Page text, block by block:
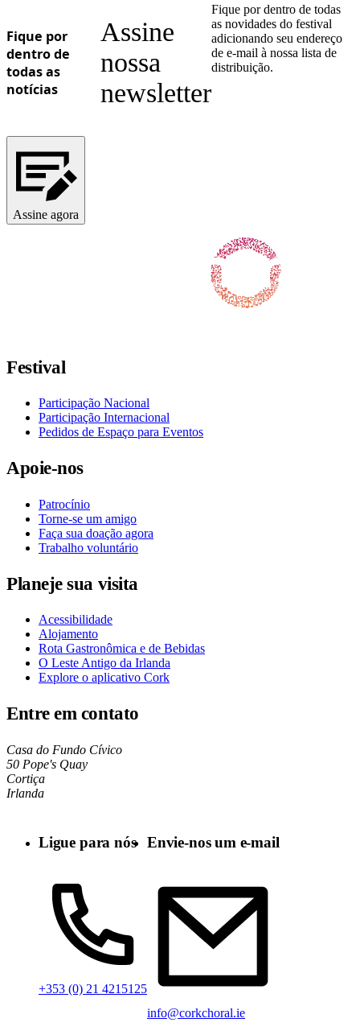
Fique por
dentro de
todas as
notícias
Assine
nossa
newsletter
Fique por dentro de todas
as novidades do festival
adicionando seu endereço
de e-mail à nossa lista de
distribuição.
Assine agora
Festival
Participação Nacional
Participação Internacional
Pedidos de Espaço para Eventos
Apoie-nos
Patrocínio
Torne-se um amigo
Faça sua doação agora
Trabalho voluntário
Planeje sua visita
Acessibilidade
Alojamento
Rota Gastronômica e de Bebidas
O Leste Antigo da Irlanda
Explore o aplicativo Cork
Entre em contato
Casa do Fundo Cívico
50 Pope's Quay
Cortiça
Irlanda
Ligue para nós
+353 (0) 21 4215125
Envie-nos um e-mail
info@corkchoral.ie